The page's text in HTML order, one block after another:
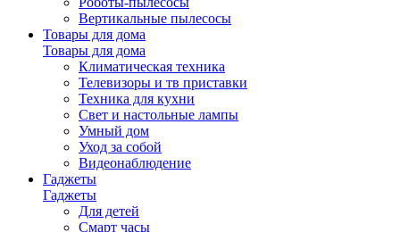
Вертикальные пылесосы
Товары для дома
Товары для дома
Климатическая техника
Телевизоры и тв приставки
Техника для кухни
Свет и настольные лампы
Умный дом
Уход за собой
Видеонаблюдение
Гаджеты
Гаджеты
Для детей
Смарт часы